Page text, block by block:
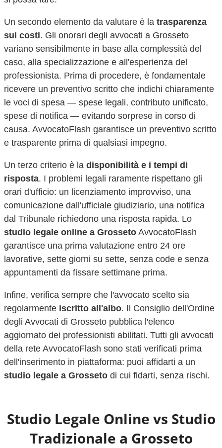
Un secondo elemento da valutare è la trasparenza
sui costi. Gli onorari degli avvocati a Grosseto
variano sensibilmente in base alla complessità del
caso, alla specializzazione e all'esperienza del
professionista. Prima di procedere, è fondamentale
ricevere un preventivo scritto che indichi chiaramente
le voci di spesa — spese legali, contributo unificato,
spese di notifica — evitando sorprese in corso di
causa. AvvocatoFlash garantisce un preventivo scritto
e trasparente prima di qualsiasi impegno.
Un terzo criterio è la disponibilità e i tempi di
risposta. I problemi legali raramente rispettano gli
orari d'ufficio: un licenziamento improvviso, una
comunicazione dall'ufficiale giudiziario, una notifica
dal Tribunale richiedono una risposta rapida. Lo
studio legale online a Grosseto AvvocatoFlash
garantisce una prima valutazione entro 24 ore
lavorative, sette giorni su sette, senza code e senza
appuntamenti da fissare settimane prima.
Infine, verifica sempre che l'avvocato scelto sia
regolarmente iscritto all'albo. Il Consiglio dell'Ordine
degli Avvocati di Grosseto pubblica l'elenco
aggiornato dei professionisti abilitati. Tutti gli avvocati
della rete AvvocatoFlash sono stati verificati prima
dell'inserimento in piattaforma: puoi affidarti a un
studio legale a Grosseto di cui fidarti, senza rischi.
Studio Legale Online vs Studio
Tradizionale a Grosseto